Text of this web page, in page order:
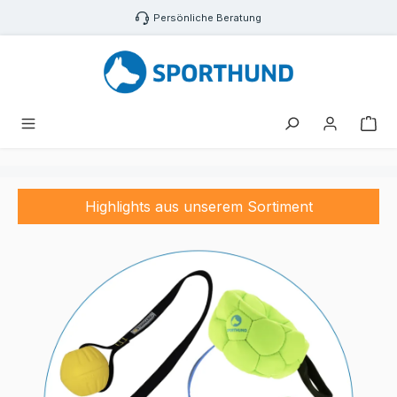
Zum Hauptinhalt springen Persönliche Beratung
actionfactory
Sporthund
MIX-
Highlights aus unserem Sortiment